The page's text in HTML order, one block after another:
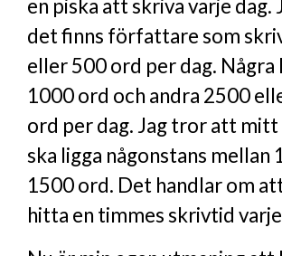
en piska att skriva varje dag.
det finns författare som
eller 500 ord per dag. Några
1000 ord och andra 2500
ord per dag. Jag tror att mitt
ska ligga någonstans mellan
1500 ord. Det handlar om
hitta en timmes skrivtid